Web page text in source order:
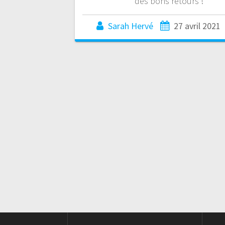
Sarah Hervé 27 avril 2021